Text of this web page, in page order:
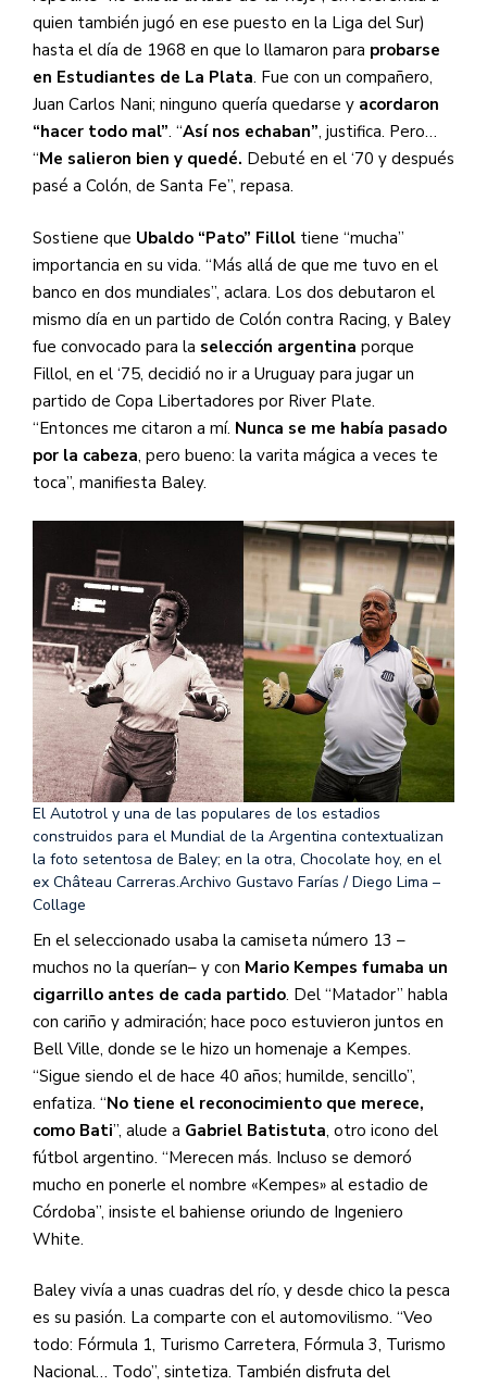
quien también jugó en ese puesto en la Liga del Sur)
hasta el día de 1968 en que lo llamaron para probarse
en Estudiantes de La Plata. Fue con un compañero,
Juan Carlos Nani; ninguno quería quedarse y acordaron
“hacer todo mal”. “Así nos echaban”, justifica. Pero…
“Me salieron bien y quedé. Debuté en el ‘70 y después
pasé a Colón, de Santa Fe”, repasa.
Sostiene que Ubaldo “Pato” Fillol tiene “mucha”
importancia en su vida. “Más allá de que me tuvo en el
banco en dos mundiales”, aclara. Los dos debutaron el
mismo día en un partido de Colón contra Racing, y Baley
fue convocado para la selección argentina porque
Fillol, en el ‘75, decidió no ir a Uruguay para jugar un
partido de Copa Libertadores por River Plate.
“Entonces me citaron a mí. Nunca se me había pasado
por la cabeza, pero bueno: la varita mágica a veces te
toca”, manifiesta Baley.
El Autotrol y una de las populares de los estadios
construidos para el Mundial de la Argentina contextualizan
la foto setentosa de Baley; en la otra, Chocolate hoy, en el
ex Château Carreras.Archivo Gustavo Farías / Diego Lima –
Collage
En el seleccionado usaba la camiseta número 13 –
muchos no la querían– y con Mario Kempes fumaba un
cigarrillo antes de cada partido. Del “Matador” habla
con cariño y admiración; hace poco estuvieron juntos en
Bell Ville, donde se le hizo un homenaje a Kempes.
“Sigue siendo el de hace 40 años; humilde, sencillo”,
enfatiza. “No tiene el reconocimiento que merece,
como Bati”, alude a Gabriel Batistuta, otro icono del
fútbol argentino. “Merecen más. Incluso se demoró
mucho en ponerle el nombre «Kempes» al estadio de
Córdoba”, insiste el bahiense oriundo de Ingeniero
White.
Baley vivía a unas cuadras del río, y desde chico la pesca
es su pasión. La comparte con el automovilismo. “Veo
todo: Fórmula 1, Turismo Carretera, Fórmula 3, Turismo
Nacional… Todo”, sintetiza. También disfruta del